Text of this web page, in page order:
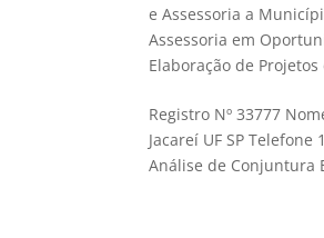
e Assessoria a
Assessoria em
Elaboração de
Registro Nº 33777
Jacareí UF SP
Análise de Conjuntura